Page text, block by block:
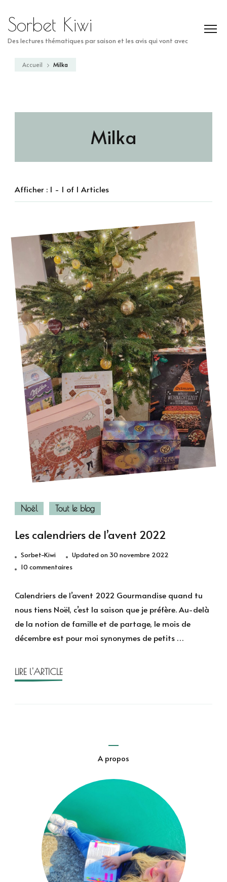
Sorbet Kiwi
Des lectures thématiques par saison et les avis qui vont avec
Accueil Milka
Milka
Afficher : 1 - 1 of 1 Articles
Noël Tout le blog
Les calendriers de l’avent 2022
Sorbet-Kiwi Updated on 30 novembre 2022
10 commentairessur
calendriers
l’avent
2022
Calendriers de l’avent 2022 Gourmandise quand tu
nous tiens Noël, c’est la saison que je préfère. Au-delà
de la notion de famille et de partage, le mois de
décembre est pour moi synonymes de petits …
LIRE l'ARTICLE
A propos